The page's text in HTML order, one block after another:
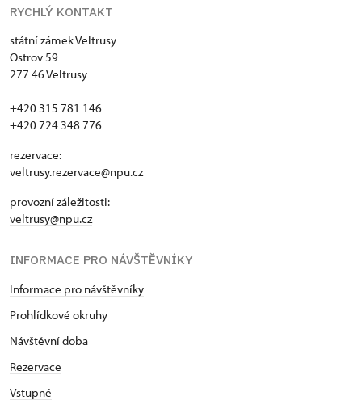
RYCHLÝ KONTAKT
státní zámek Veltrusy
Ostrov 59
277 46 Veltrusy
+420 315 781 146
+420 724 348 776
rezervace:
veltrusy.rezervace@npu.cz
provozní záležitosti:
veltrusy@npu.cz
INFORMACE PRO NÁVŠTĚVNÍKY
Informace pro návštěvníky
Prohlídkové okruhy
Návštěvní doba
Rezervace
Vstupné